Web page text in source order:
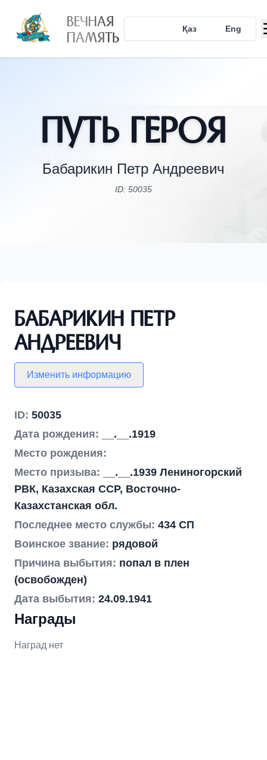
ВЕЧНАЯ
ПАМЯТЬ Қаз Eng
Путь Героя
Бабарикин Петр Андреевич
ID: 50035
Бабарикин Петр
Андреевич
Изменить информацию
ID: 50035
Дата рождения:
__.__.1919
Место рождения:
Место призыва:
__.__.1939 Лениногорский
РВК, Казахская ССР, Восточно-
Казахстанская обл.
Последнее место службы: 434 СП
Воинское звание: рядовой
Причина выбытия: попал в плен
(освобожден)
Дата выбытия: 24.09.1941
Награды
Наград нет